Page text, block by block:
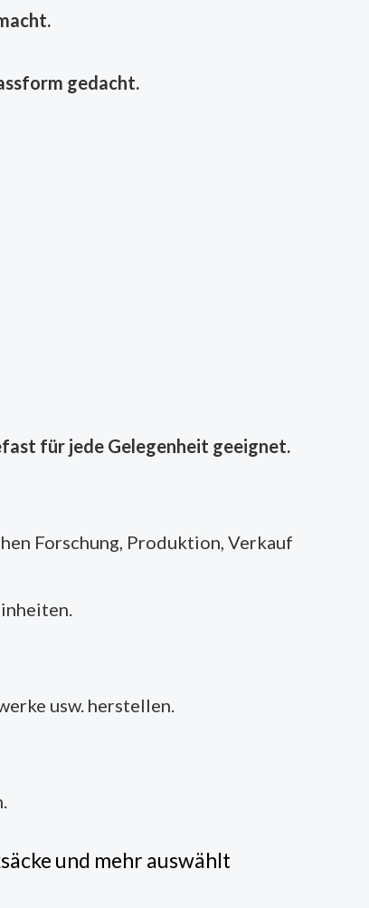
gedacht.
für jede Gelegenheit geeignet.
Forschung, Produktion, Verkauf
usw. herstellen.
und mehr auswählt